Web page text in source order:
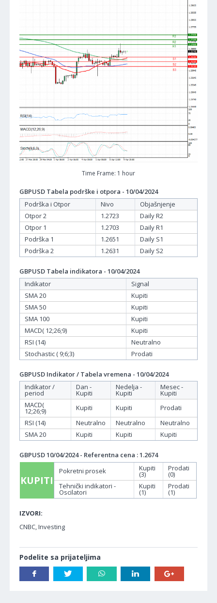
Time Frame: 1 hour
GBPUSD Tabela podrške i otpora - 10/04/2024
Podrška i Otpor
Nivo
Objašnjenje
Otpor 2
1.2723
Daily R2
Otpor 1
1.2703
Daily R1
Podrška 1
1.2651
Daily S1
Podrška 2
1.2631 Daily S2
GBPUSD Tabela indikatora - 10/04/2024
Indikator
Signal
SMA 20
Kupiti
SMA 50
Kupiti
SMA 100
Kupiti
MACD( 12;26;9)
Kupiti
RSI (14)
Neutralno
Stochastic ( 9;6;3)
Prodati
GBPUSD Indikator / Tabela vremena - 10/04/2024
Indikator /
period
Dan -
Kupiti
Nedelja -
Kupiti
Mesec -
Kupiti
MACD(
12;26;9) Kupiti Kupiti
Prodati
RSI (14)
Neutralno Neutralno
Neutralno
SMA 20
Kupiti Kupiti Kupiti
GBPUSD 10/04/2024 - Referentna cena : 1.2674
KUPITI
Pokretni prosek Kupiti
(3)
Prodati
(0)
Tehnički indikatori -
Oscilatori
Kupiti
(1)
Prodati
(1)
IZVORI:
CNBC, Investing
Podelite sa prijateljima